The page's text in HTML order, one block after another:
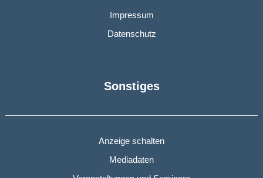
Impressum
Datenschutz
Sonstiges
Anzeige schalten
Mediadaten